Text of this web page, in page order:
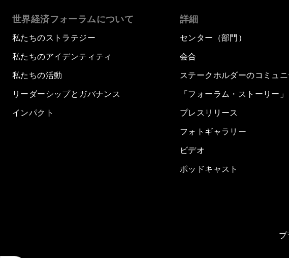
世界経済フォーラムについて
私たちのストラテジー
私たちのアイデンティティ
私たちの活動
リーダーシップとガバナンス
インパクト
詳細
センター（部門）
会合
ステークホルダーのコミュニ
「フォーラム・ストーリー」
プレスリリース
フォトギャラリー
ビデオ
ポッドキャスト